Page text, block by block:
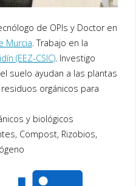
de OPIs y Doctor en
Murcia. Trabajo en la
(EEZ-CSIC). Investigo
suelo ayudan a las plantas
orgánicos para
y biológicos
Compost, Rizobios,